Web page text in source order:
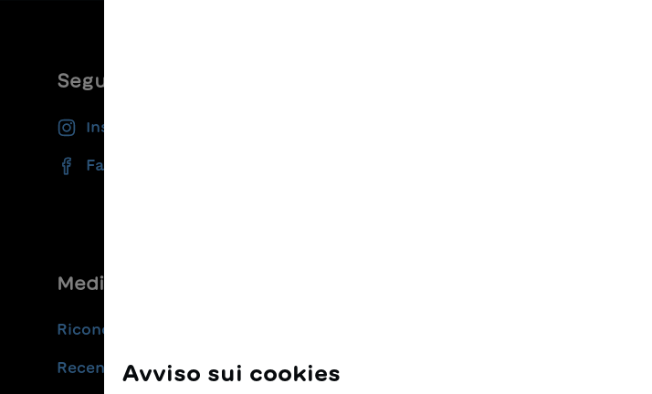
Seguiteci
Instagram
Facebook
Medie
Riconoscimenti
RecensioniAvviso sui cookies